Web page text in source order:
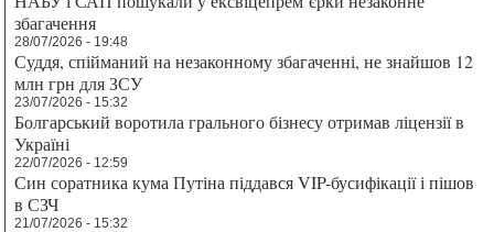
збагачення
28/07/2026 - 19:48
Суддя, спійманий на незаконному збагаченні, не знайшов 12
млн грн для ЗСУ
23/07/2026 - 15:32
Болгарський воротила грального бізнесу отримав ліцензії в
Україні
22/07/2026 - 12:59
Син соратника кума Путіна піддався VIP-бусифікації і пішов
в СЗЧ
21/07/2026 - 15:32